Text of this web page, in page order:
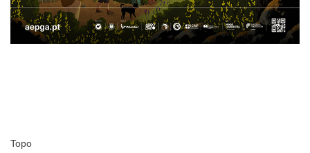
Topo